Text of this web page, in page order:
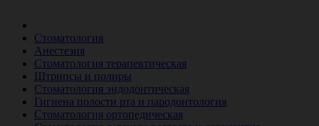
Стоматология
Анестезия
Стоматология терапевтическая
Штрипсы и полиры
Стоматология эндодонтическая
Гигиена полости рта и пародонтология
Стоматология ортопедическая